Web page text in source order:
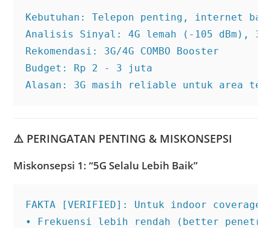
Kebutuhan: Telepon penting, internet
Analisis Sinyal: 4G lemah (-105 dBm), 3G
Rekomendasi: 3G/4G COMBO Booster
Budget: Rp 2 - 3 juta
Alasan: 3G masih reliable untuk area
⚠️ PERINGATAN PENTING & MISKONSEPSI
Miskonsepsi 1: “5G Selalu Lebih Baik”
FAKTA [VERIFIED]: Untuk indoor
• Frekuensi lebih rendah (better